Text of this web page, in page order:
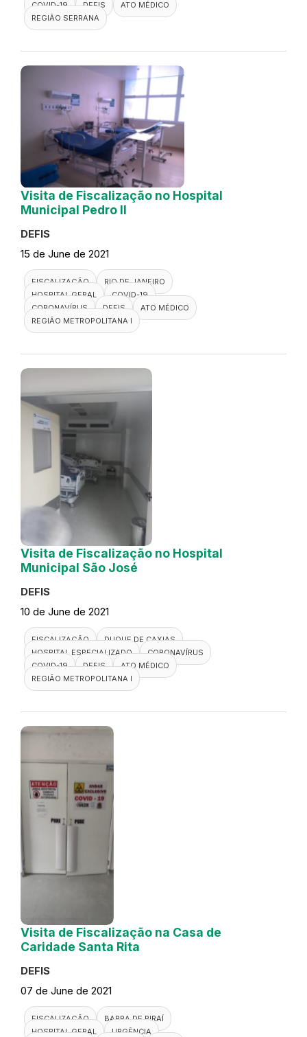
COVID-19 DEFIS
ATO MÉDICO
REGIÃO SERRANA
Visita de Fiscalização no Hospital
Municipal Pedro II
DEFIS
15 de June de 2021
FISCALIZAÇÃO
RIO DE JANEIRO
HOSPITAL GERAL
COVID-19
CORONAVÍRUS
DEFIS
ATO MÉDICO
REGIÃO METROPOLITANA I
Visita de Fiscalização no Hospital
Municipal São José
DEFIS
10 de June de 2021
FISCALIZAÇÃO
DUQUE DE CAXIAS
HOSPITAL ESPECIALIZADO
CORONAVÍRUS
COVID-19
DEFIS
ATO MÉDICO
REGIÃO METROPOLITANA I
Visita de Fiscalização na Casa de
Caridade Santa Rita
DEFIS
07 de June de 2021
FISCALIZAÇÃO
BARRA DE PIRAÍ
HOSPITAL GERAL
URGÊNCIA